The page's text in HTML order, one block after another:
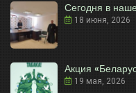
Сегодня в
18 июня, 2026
Акция
19 мая, 2026